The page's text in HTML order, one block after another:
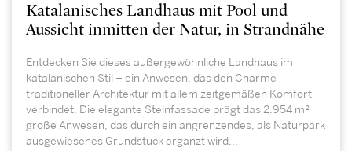
Katalanisches Landhaus mit Pool und
Aussicht inmitten der Natur, in Strandnähe
Entdecken Sie dieses außergewöhnliche Landhaus im
katalanischen Stil – ein Anwesen, das den Charme
traditioneller Architektur mit allem zeitgemäßen Komfort
verbindet. Die elegante Steinfassade prägt das 2.954 m²
große Anwesen, das durch ein angrenzendes, als Naturpark
ausgewiesenes Grundstück ergänzt wird...